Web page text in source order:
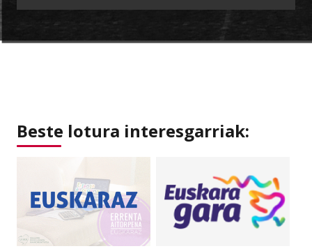
Beste lotura interesgarriak: